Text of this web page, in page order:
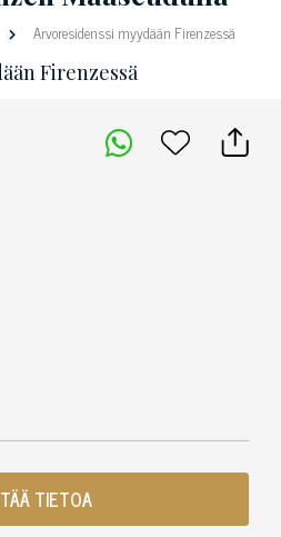
Arvoresidenssi myydään Firenzessä
Firenzessä
TIETOA